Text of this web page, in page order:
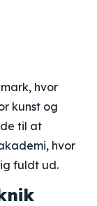
hvor
kunst og
til at
hvor
fuldt ud.